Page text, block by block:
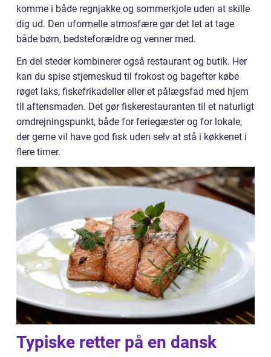
komme i både regnjakke og sommerkjole uden at skille
dig ud. Den uformelle atmosfære gør det let at tage
både børn, bedsteforældre og venner med.
En del steder kombinerer også restaurant og butik. Her
kan du spise stjerneskud til frokost og bagefter købe
røget laks, fiskefrikadeller eller et pålægsfad med hjem
til aftensmaden. Det gør fiskerestauranten til et naturligt
omdrejningspunkt, både for feriegæster og for lokale,
der gerne vil have god fisk uden selv at stå i køkkenet i
flere timer.
Typiske retter på en dansk